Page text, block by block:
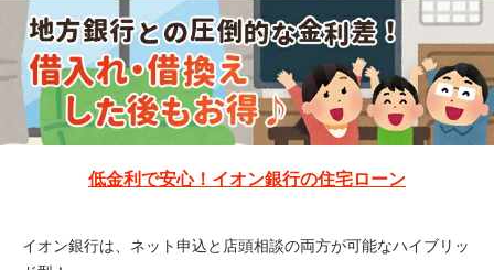
低金利で安心！イオン銀行の住宅ローン
イオン銀行は、ネット申込と店頭相談の両方が可能なハイブリッ